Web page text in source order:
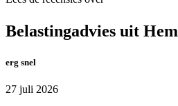
Belastingadvies uit Hem
erg snel
27 juli 2026